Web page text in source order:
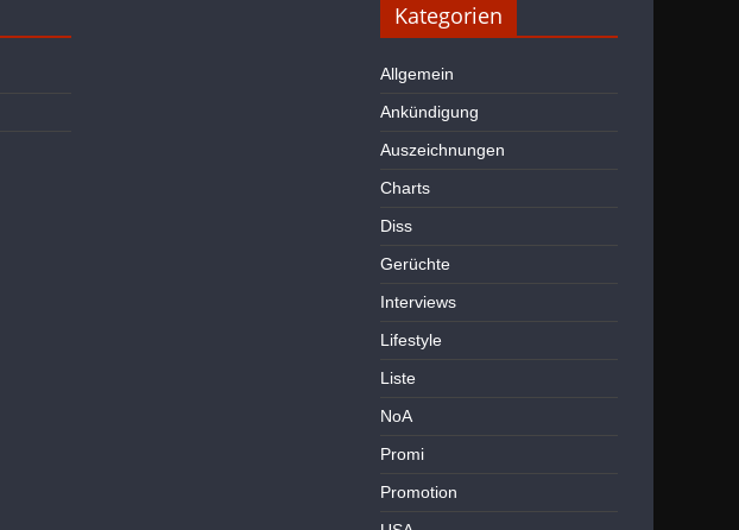
Kategorien
Allgemein
Ankündigung
Auszeichnungen
Charts
Diss
Gerüchte
Interviews
Lifestyle
Liste
NoA
Promi
Promotion